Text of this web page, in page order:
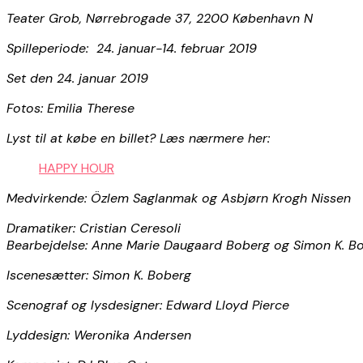
Teater Grob, Nørrebrogade 37, 2200 København N
Spilleperiode: 24. januar-14. februar 2019
Set den 24. januar 2019
Fotos: Emilia Therese
Lyst til at købe en billet? Læs nærmere her:
HAPPY HOUR
Medvirkende: Özlem Saglanmak og Asbjørn Krogh Nissen
Dramatiker: Cristian Ceresoli
Bearbejdelse: Anne Marie Daugaard Boberg og Simon K.
Iscenesætter: Simon K. Boberg
Scenograf og lysdesigner: Edward Lloyd Pierce
Lyddesign: Weronika Andersen